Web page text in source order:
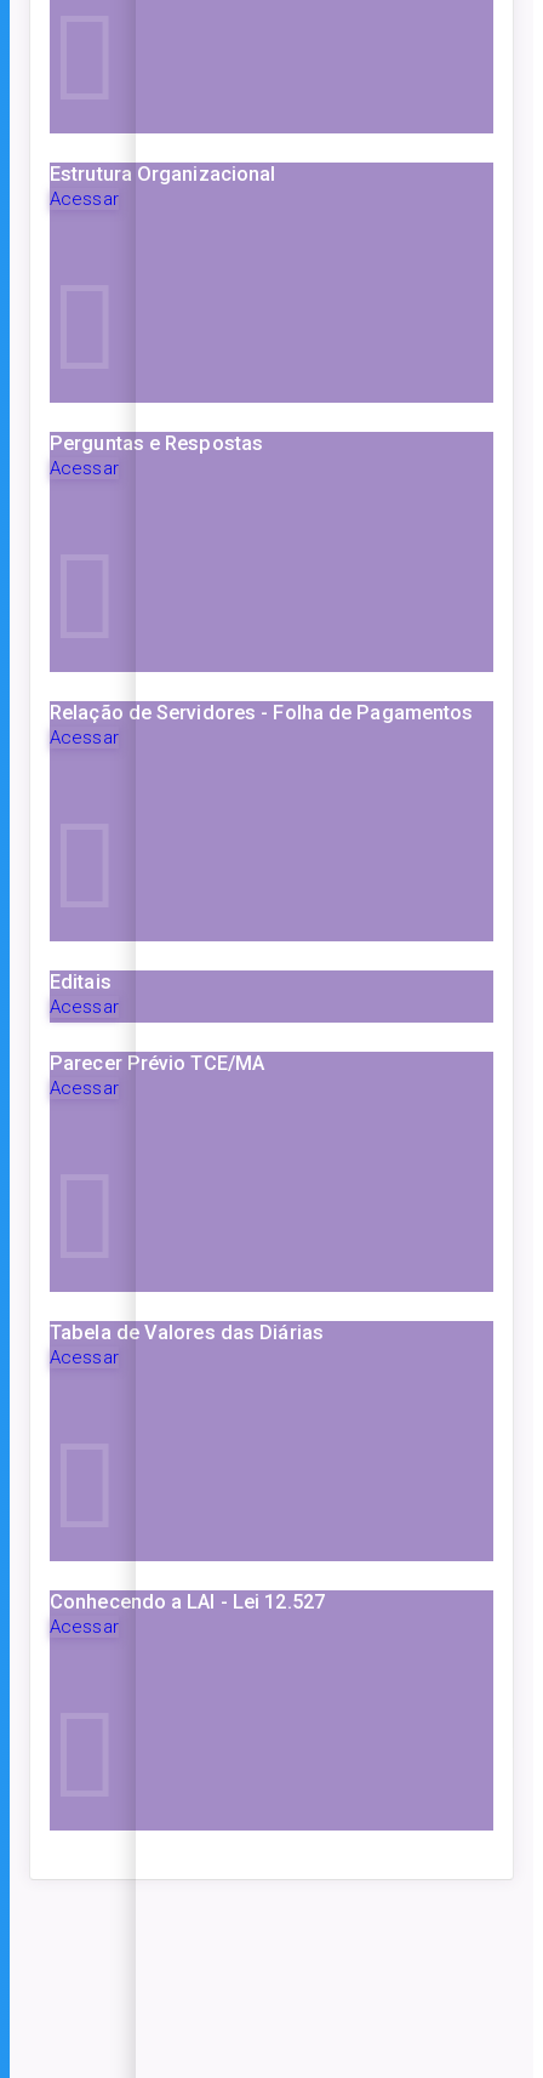
Estrutura Organizacional
Acessar
Perguntas e Respostas
Acessar
Relação de Servidores - Folha de Pagamentos
Acessar
Editais
Acessar
Parecer Prévio TCE/MA
Acessar
Tabela de Valores das Diárias
Acessar
Conhecendo a LAI - Lei 12.527
Acessar